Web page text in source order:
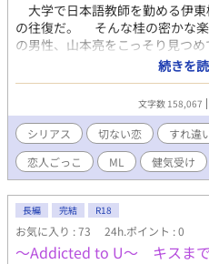
大学で日本語教師を勤める伊
の往復だ。 そんな桂の密かな
の男性、山本亮をこっそり見つ
を、胸の中で揺らして愛おしむ
相応しく、素敵な恋人がいて・
カップルで自分の入る余地は
ある日突然、桂は亮から言われ
びは一瞬で、話を聞けば恋人不在
ドだった。 都合の良い「恋人
な関係に苦しみながらも、叶わな
からと、桂は期間限定の恋愛
のか・・・大人の切ない、すれ
に繰り広げられる。 ※ご都合主義
※R18は予告なく入ります。 ※完
ます。
続きを
文字数 158,067
シリアス 切ない恋 すれ違
恋人ごっこ
ML 健気受け
長編 完結 R18
お気に入り : 73 24h.ポイント : 0
〜Addicted to U〜 キスま